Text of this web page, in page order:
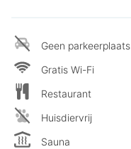
Geen parkeerplaats
Gratis Wi-Fi
Restaurant
Huisdiervrij
Sauna